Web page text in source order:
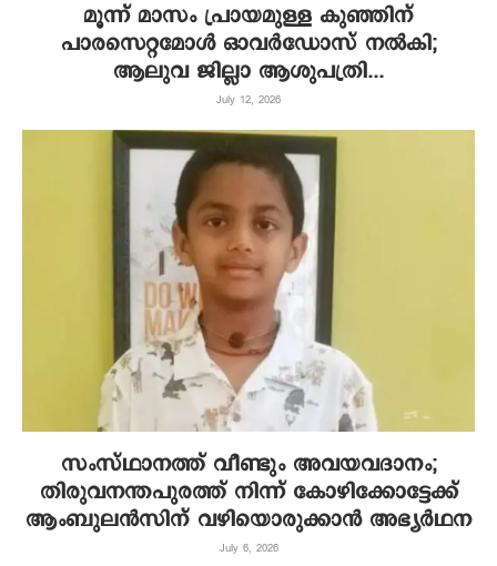
മൂന്ന് മാസം പ്രായമുള്ള കുഞ്ഞിന്
പാരസെറ്റമോൾ ഓവർഡോസ് നൽകി;
ആലുവ ജില്ലാ ആശുപത്രി...
July 12, 2026
സംസ്ഥാനത്ത് വീണ്ടും അവയവദാനം;
തിരുവനന്തപുരത്ത് നിന്ന് കോഴിക്കോട്ടേക്ക്
ആംബുലന്‍സിന് വഴിയൊരുക്കാന്‍ അഭ്യര്‍ഥന
July 6, 2026